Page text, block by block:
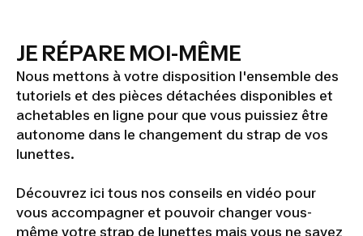
JE RÉPARE MOI-MÊME
Nous mettons à votre disposition l'ensemble des
tutoriels et des pièces détachées disponibles et
achetables en ligne pour que vous puissiez être
autonome dans le changement du strap de vos
lunettes.
Découvrez ici tous nos conseils en vidéo pour
vous accompagner et pouvoir changer vous-
même votre strap de lunettes mais vous ne savez
Je
répare
mes
lunettes
de
natation
: nos